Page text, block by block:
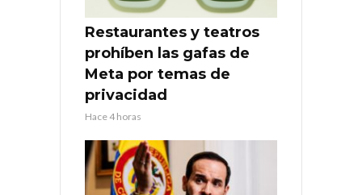
Restaurantes y teatros
prohíben las gafas de
Meta por temas de
privacidad
Hace 4 horas